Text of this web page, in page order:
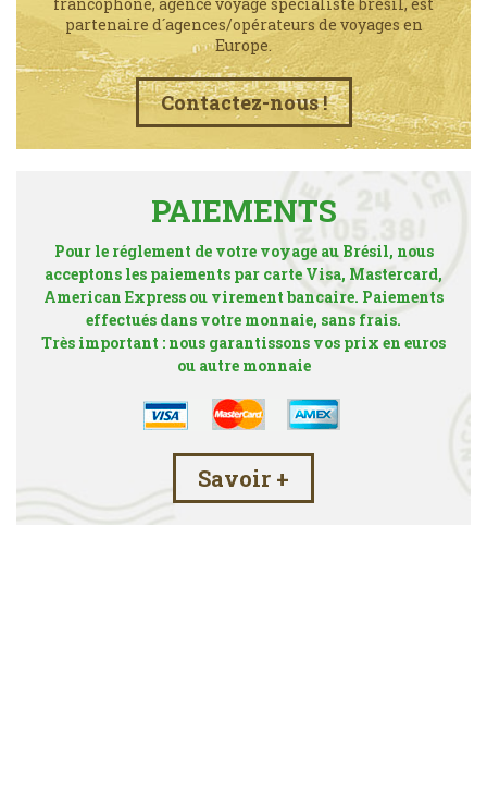
francophone, agence voyage spécialiste brésil, est
partenaire d´agences/opérateurs de voyages en
Europe.
Contactez-nous !
PAIEMENTS
Pour le réglement de votre voyage au Brésil, nous
acceptons les paiements par carte Visa, Mastercard,
American Express ou virement bancaire. Paiements
effectués dans votre monnaie, sans frais.
Très important : nous garantissons vos prix en euros
ou autre monnaie
Savoir +